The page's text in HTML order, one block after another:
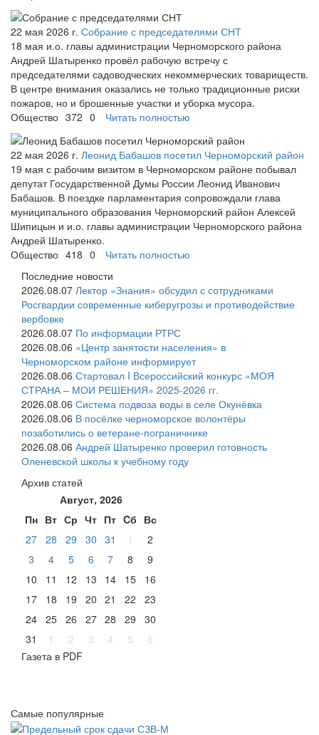
22 мая 2026 г. Собрание с председателями СНТ
18 мая и.о. главы администрации Черноморского района
Андрей Шатыренко провёл рабочую встречу с
председателями садоводческих некоммерческих товариществ.
В центре внимания оказались не только традиционные риски
пожаров, но и брошенные участки и уборка мусора.
Общество 372 0 Читать полностью
22 мая 2026 г. Леонид Бабашов посетил Черноморский район
19 мая с рабочим визитом в Черноморском районе побывал
депутат Государственной Думы России Леонид Иванович
Бабашов. В поездке парламентария сопровождали глава
муниципального образования Черноморский район Алексей
Шипицын и и.о. главы администрации Черноморского района
Андрей Шатыренко.
Общество 418 0
Читать полностью
Последние новости
2026.08.07 Лектор «Знания» обсудил с сотрудниками
Росгвардии современные киберугрозы и противодействие
вербовке
2026.08.07 ⁠По информации РТРС
2026.08.06 «Центр занятости населения» в
Черноморском районе информирует
2026.08.06 Стартовал I Всероссийский конкурс «МОЯ
СТРАНА – МОИ РЕШЕНИЯ» 2025-2026 гг.
2026.08.06 Система подвоза воды в селе Окунёвка
2026.08.06 В посёлке черноморское волонтёры
позаботились о ветеране-пограничнике
2026.08.06 Андрей Шатыренко проверил готовность
Оленевской школы к учебному году
Архив статей
Август, 2026
Пн Вт Ср Чт Пт Cб Вс
27 28 29 30 31 1
2
3
4 5 6 7 8
9
10
11 12 13 14 15
16
17
18 19 20 21 22
23
24 25 26 27 28 29
30
31
1 2 3 4 5
6
Газета в PDF
Самые популярные